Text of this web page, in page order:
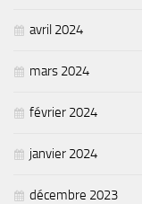
avril 2024
mars 2024
février 2024
janvier 2024
décembre 2023